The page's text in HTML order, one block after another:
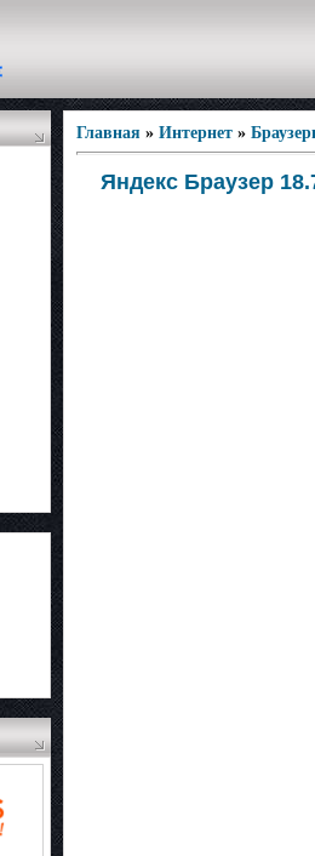
Главная » Интернет »
Яндекс Браузер